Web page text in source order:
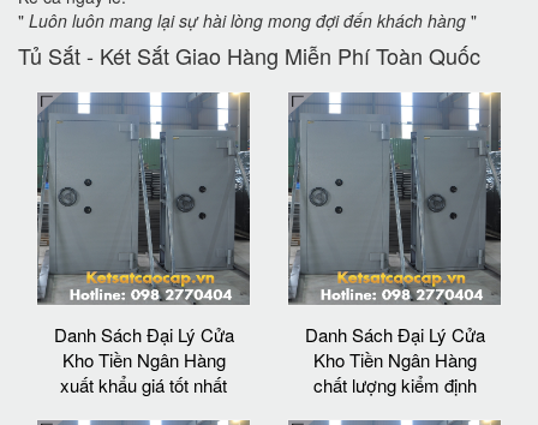
" Luôn luôn mang lại sự hài lòng mong đợi đến khách hàng "
Tủ Sắt - Két Sắt Giao Hàng Miễn Phí Toàn Quốc
Danh Sách Đại Lý Cửa
Kho Tiền Ngân Hàng
xuất khẩu giá tốt nhất
Danh Sách Đại Lý Cửa
Kho Tiền Ngân Hàng
chất lượng kiểm định